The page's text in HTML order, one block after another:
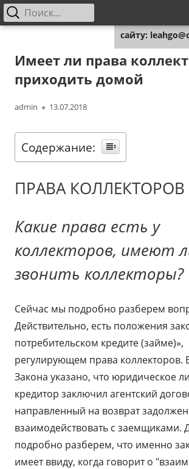
Основное
Найти:
Имеет ли права
приходить домой
Автор
admin Опубликовано
13.07.2018
Содержание:
ПРАВА КОЛЛЕКТОРОВ
Какие права есть у
коллекторов, имеют
звонить коллекторы?
Сейчас мы подробно разберем
Действительно, есть положения
потребительском кредите (займе)»,
регулирующем права коллекторов.
Закона указано, что юридическое
кредитор заключил агентский
направленный на возврат
взаимодействовать с заемщиками.
подробно разберем, что именно
имеет ввиду, когда говорит о
сайту: